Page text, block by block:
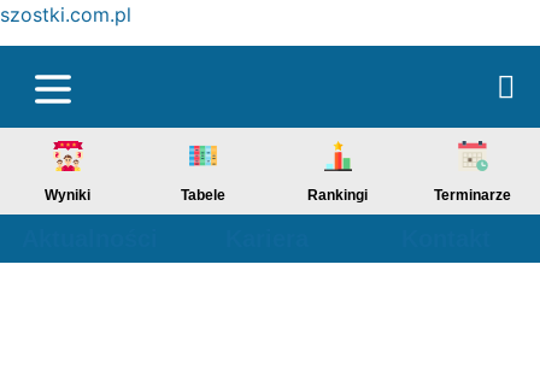
szostki.com.pl
Wyniki Tabele Rankingi Terminarze